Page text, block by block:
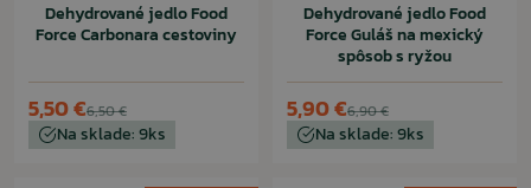
Dehydrované jedlo Food
Force Carbonara cestoviny
6,50 €
5,50 €
Na sklade: 9ks
Dehydrované jedlo Food
Force Guláš na mexický
spôsob s ryžou
6,90 €
5,90 €
Na sklade: 9ks